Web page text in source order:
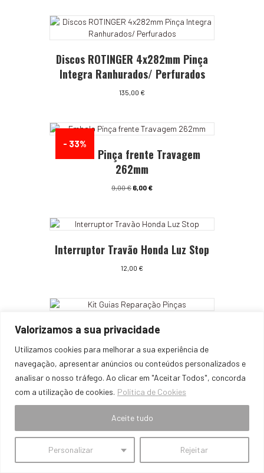
Valorizamos a sua privacidade
Utilizamos cookies para melhorar a sua experiência de
navegação, apresentar anúncios ou conteúdos personalizados e
analisar o nosso tráfego. Ao clicar em "Aceitar Todos", concorda
com a utilização de cookies. Política de Cookies
Personalizar Rejeitar
Aceite tudo
Discos ROTINGER 4x282mm Pinça
Integra Ranhurados/ Perfurados
135,00 €
- 33%
Embolo Pinça frente Travagem
262mm
9,00€ O
era:
9,00 €.
6,00 €O
é:
6,00 €.
Interruptor Travão Honda Luz Stop
12,00 €
Kit Guias Reparação Pinças
9,00€
Kit Reparação Pinça Frente
Travagem 262mm
18,00